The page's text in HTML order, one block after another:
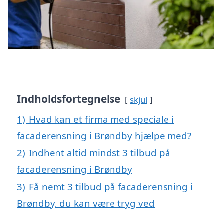
Indholdsfortegnelse skjul
1) Hvad kan et firma med speciale i
facaderensning i Brøndby hjælpe med?
2) Indhent altid mindst 3 tilbud på
facaderensning i Brøndby
3) Få nemt 3 tilbud på facaderensning i
Brøndby, du kan være tryg ved